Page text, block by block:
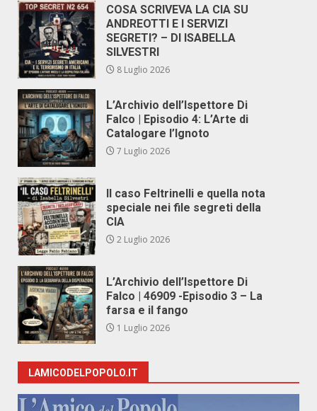
COSA SCRIVEVA LA CIA SU
ANDREOTTI E I SERVIZI
SEGRETI? – DI ISABELLA
SILVESTRI
8 Luglio 2026
L’Archivio dell’Ispettore Di
Falco | Episodio 4: L’Arte di
Catalogare l’Ignoto
7 Luglio 2026
Il caso Feltrinelli e quella nota
speciale nei file segreti della
CIA
2 Luglio 2026
L’Archivio dell’Ispettore Di
Falco | 46909 -Episodio 3 – La
farsa e il fango
1 Luglio 2026
LAMICODELPOPOLO.IT